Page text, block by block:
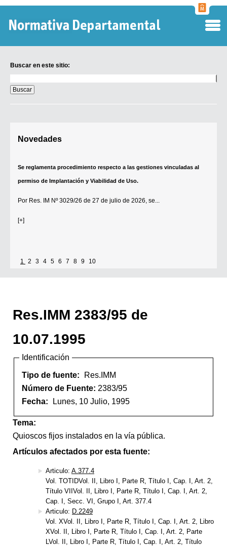
Buscar en este sitio:
en
este
sitio:
Novedades
Se reglamenta procedimiento respecto a las gestiones vinculadas al
permiso de Implantación y Viabilidad de Uso.
Por Res. IM Nº 3029/26 de 27 de julio de 2026, se...
[+]
1 2 3 4 5 6 7 8 9 10
Res.IMM 2383/95 de
10.07.1995
Identificación
Tipo de fuente:
Res.IMM
Número de Fuente: 2383/95
Fecha:
Lunes, 10 Julio, 1995
Tema:
Quioscos fijos instalados en la vía pública.
Artículos afectados por esta fuente:
Articulo: A.377.4
Vol. TOTIDVol. II, Libro I, Parte R, Título I, Cap. I, Art. 2,
Título VIIVol. II, Libro I, Parte R, Título I, Cap. I, Art. 2,
Cap. I, Secc. VI, Grupo I, Art. 377.4
Articulo: D.2249
Vol. XVol. II, Libro I, Parte R, Título I, Cap. I, Art. 2, Libro
XVol. II, Libro I, Parte R, Título I, Cap. I, Art. 2, Parte
LVol. II, Libro I, Parte R, Título I, Cap. I, Art. 2, Título